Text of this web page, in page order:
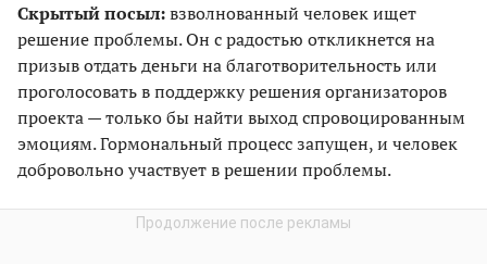
Скрытый посыл:взволнованный человек ищет
решение проблемы. Он с радостью откликнется на
призыв отдать деньги на благотворительность или
проголосовать в поддержку решения организаторов
проекта — только бы найти выход спровоцированным
эмоциям. Гормональный процесс запущен, и человек
добровольно участвует в решении проблемы.